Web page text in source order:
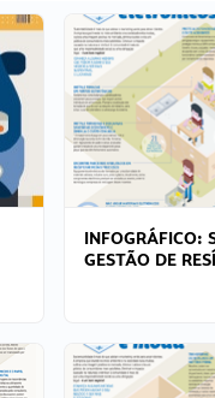
INFOGRÁFICO:
GESTÃO DE